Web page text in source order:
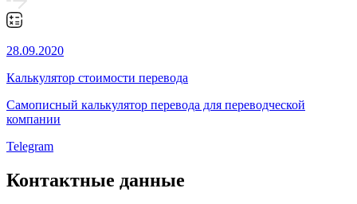
28.09.2020
Калькулятор стоимости перевода
Самописный калькулятор перевода для переводческой
компании
Telegram
Контактные данные